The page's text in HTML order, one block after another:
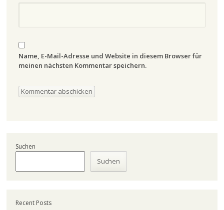
Name, E-Mail-Adresse und Website in diesem Browser für
meinen nächsten Kommentar speichern.
Suchen
Suchen
Recent Posts